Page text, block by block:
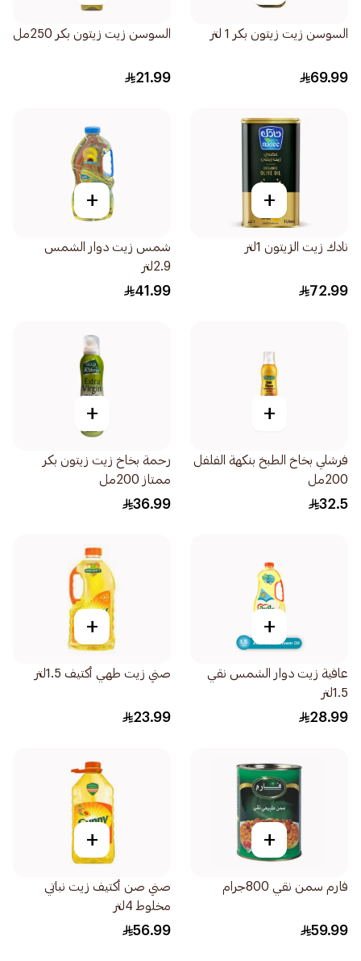
السوسن زيت زيتون بكر 1 لتر
69.99
السوسن زيت زيتون بكر 250مل
21.99
+
نادك زيت الزيتون 1لتر
72.99
+
شمس زيت دوار الشمس
2.9لتر
41.99
+
فرشلي بخاخ الطبخ بنكهة الفلفل
200مل
32.5
+
رحمة بخاخ زيت زيتون بكر
ممتاز 200مل
36.99
+
عافية زيت دوار الشمس نقي
1.5لتر
28.99
+
صني زيت طهي أكتيف 1.5لتر
23.99
+
فارم سمن نقي 800جرام
59.99
+
صني صن أكتيف زيت نباتي
مخلوط 4لتر
56.99